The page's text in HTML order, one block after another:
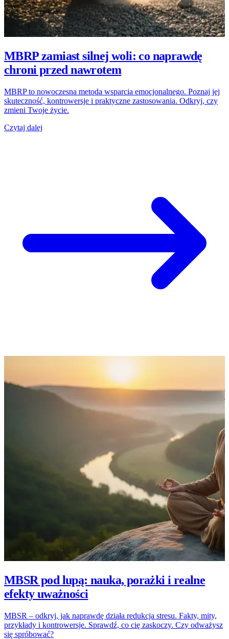
MBRP zamiast silnej woli: co naprawdę
chroni przed nawrotem
MBRP to nowoczesna metoda wsparcia emocjonalnego. Poznaj jej
skuteczność, kontrowersje i praktyczne zastosowania. Odkryj, czy
zmieni Twoje życie.
Czytaj dalej
MBSR pod lupą: nauka, porażki i realne
efekty uważności
MBSR – odkryj, jak naprawdę działa redukcja stresu. Fakty, mity,
przykłady i kontrowersje. Sprawdź, co cię zaskoczy. Czy odważysz
się spróbować?